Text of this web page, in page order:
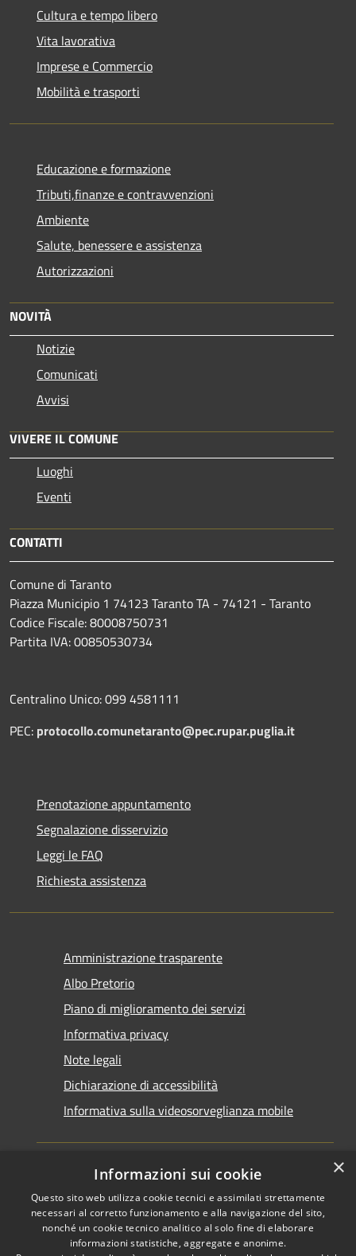
Cultura e tempo libero
Vita lavorativa
Imprese e Commercio
Mobilità e trasporti
Educazione e formazione
Tributi,finanze e contravvenzioni
Ambiente
Salute, benessere e assistenza
Autorizzazioni
NOVITÀ
Notizie
Comunicati
Avvisi
VIVERE IL COMUNE
Luoghi
Eventi
CONTATTI
Comune di Taranto
Piazza Municipio 1 74123 Taranto TA - 74121 - Taranto
Codice Fiscale: 80008750731
Partita IVA: 00850530734
Centralino Unico: 099 4581111
PEC: protocollo.comunetaranto@pec.rupar.puglia.it
Prenotazione appuntamento
Segnalazione disservizio
Leggi le FAQ
Richiesta assistenza
Amministrazione trasparente
Albo Pretorio
Piano di miglioramento dei servizi
Informativa privacy
Note legali
Dichiarazione di accessibilità
Informativa sulla videosorveglianza mobile
RSS
Accessibilità
Copyright © 2026 • Comune di
Taranto • Powered by
Municipium•Accesso
×
Informazioni sui cookie
Questo sito web utilizza cookie tecnici e assimilati strettamente
necessari al corretto funzionamento e alla navigazione del sito,
nonché un cookie tecnico analitico al solo fine di elaborare
informazioni statistiche, aggregate e anonime.